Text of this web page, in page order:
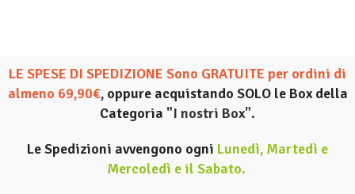
LE SPESE DI SPEDIZIONE Sono GRATUITE per ordini di
almeno 69,90€, oppure acquistando SOLO le Box della
Categoria "I nostri Box".
Le Spedizioni avvengono ogni Lunedì, Martedì e
Mercoledì e il Sabato.